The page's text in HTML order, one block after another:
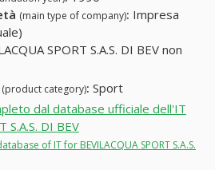
(main type of company): Impresa
SPORT S.A.S. DI BEV non
(product category): Sport
dal database ufficiale dell'IT
S.A.S. DI BEV
of IT for BEVILACQUA SPORT S.A.S.